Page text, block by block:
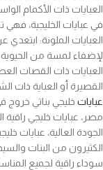
العبايات ذات الأكمام
في عبايات الخليجية،
العبايات الملونة: ابتعدي
لإضفاء لمسة من
العبايات ذات القصات
القصيرة أو العباية ذات
عبايات خليجي بناتي
مصر، عبايات خليجي
الجودة العالية، عبايات
الكثيرون من البنات
سوداء راقية لجميع